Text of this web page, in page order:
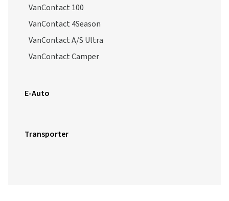
VanContact 100
VanContact 4Season
VanContact A/S Ultra
VanContact Camper
E-Auto
Transporter